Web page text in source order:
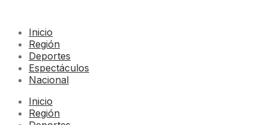
Inicio
Región
Deportes
Espectáculos
Nacional
Inicio
Región